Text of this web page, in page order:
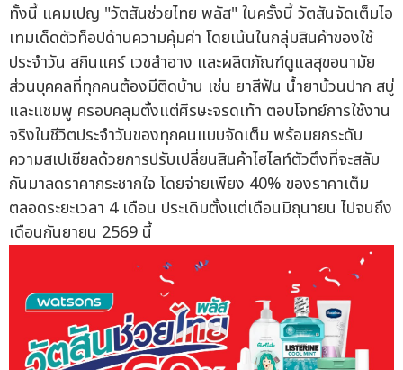
ทั้งนี้ แคมเปญ "วัตสันช่วยไทย พลัส" ในครั้งนี้ วัตสันจัดเต็มไอ
เทมเด็ดตัวท็อปด้านความคุ้มค่า โดยเน้นในกลุ่มสินค้าของใช้
ประจำวัน สกินแคร์ เวชสำอาง และผลิตภัณฑ์ดูแลสุขอนามัย
ส่วนบุคคลที่ทุกคนต้องมีติดบ้าน เช่น ยาสีฟัน น้ำยาบ้วนปาก สบู่
และแชมพู ครอบคลุมตั้งแต่ศีรษะจรดเท้า ตอบโจทย์การใช้งาน
จริงในชีวิตประจำวันของทุกคนแบบจัดเต็ม พร้อมยกระดับ
ความสเปเชียลด้วยการปรับเปลี่ยนสินค้าไฮไลท์ตัวตึงที่จะสลับ
กันมาลดราคากระชากใจ โดยจ่ายเพียง 40% ของราคาเต็ม
ตลอดระยะเวลา 4 เดือน ประเดิมตั้งแต่เดือนมิถุนายน ไปจนถึง
เดือนกันยายน 2569 นี้